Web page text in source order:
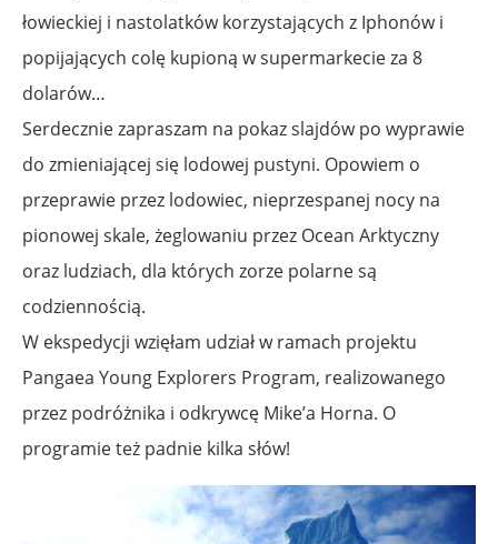
łowieckiej i nastolatków korzystających z Iphonów i
popijających colę kupioną w supermarkecie za 8
dolarów…
Serdecznie zapraszam na pokaz slajdów po wyprawie
do zmieniającej się lodowej pustyni. Opowiem o
przeprawie przez lodowiec, nieprzespanej nocy na
pionowej skale, żeglowaniu przez Ocean Arktyczny
oraz ludziach, dla których zorze polarne są
codziennością.
W ekspedycji wzięłam udział w ramach projektu
Pangaea Young Explorers Program, realizowanego
przez podróżnika i odkrywcę Mike’a Horna. O
programie też padnie kilka słów!